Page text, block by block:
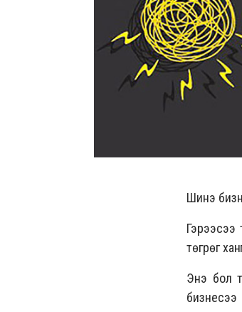
Шинэ
Гэрээсээ
төгрөг
Энэ бол